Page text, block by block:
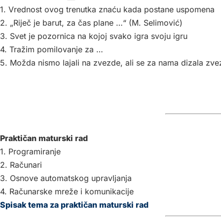
1. Vrednost ovog trenutka znaću kada postane uspomena
2. „Riječ je barut, za čas plane …“ (M. Selimović)
3. Svet je pozornica na kojoj svako igra svoju igru
4. Tražim pomilovanje za …
5. Možda nismo lajali na zvezde, ali se za nama dizala
Praktičan maturski rad
1. Programiranje
2. Računari
3. Osnove automatskog upravljanja
4. Računarske mreže i komunikacije
Spisak tema za praktičan maturski rad